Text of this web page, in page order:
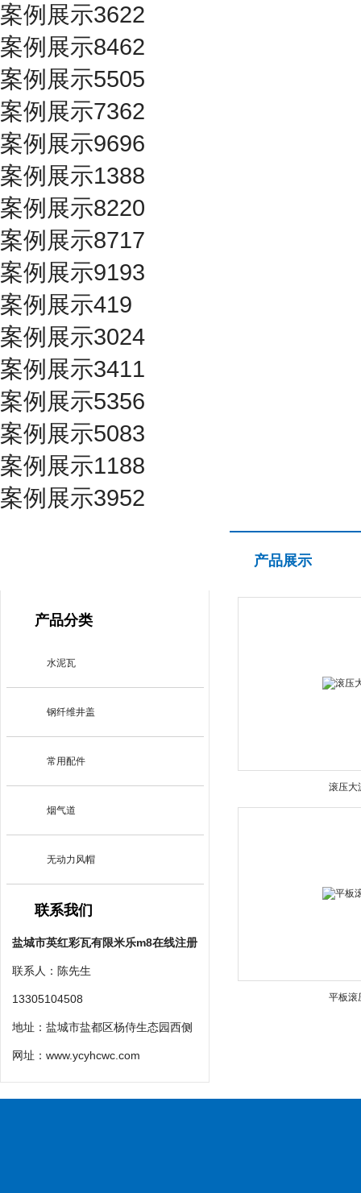
案例展示3622
案例展示8462
案例展示5505
案例展示7362
案例展示9696
案例展示1388
案例展示8220
案例展示8717
案例展示9193
案例展示419
案例展示3024
案例展示3411
案例展示5356
案例展示5083
案例展示1188
案例展示3952
产品分类
水泥瓦
钢纤维井盖
常用配件
烟气道
无动力风帽
联系我们
盐城市英红彩瓦有限米乐m8在线注册
联系人：陈先生
13305104508
地址：盐城市盐都区杨侍生态园西侧
网址： www.ycyhcwc.com
产品展示
滚压大
平板滚